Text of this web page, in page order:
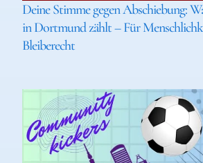
Deine Stimme gegen Abschiebung:
in Dortmund zählt – Für
Bleiberecht